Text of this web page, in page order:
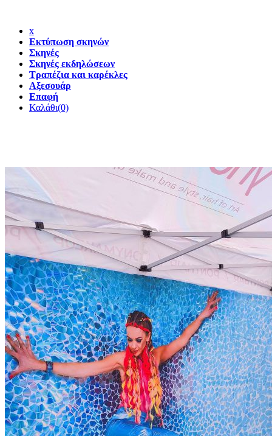
x
Εκτύπωση σκηνών
Σκηνές
Σκηνές εκδηλώσεων
Τραπέζια και καρέκλες
Αξεσουάρ
Επαφή
Καλάθι(0)